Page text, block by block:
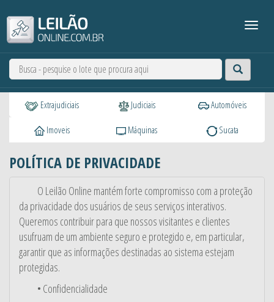
Extrajudiciais Judiciais Automóveis
Imoveis Máquinas Sucata
POLÍTICA DE PRIVACIDADE
O Leilão Online mantém forte compromisso com a proteção
da privacidade dos usuários de seus serviços interativos.
Queremos contribuir para que nossos visitantes e clientes
usufruam de um ambiente seguro e protegido e, em particular,
garantir que as informações destinadas ao sistema estejam
protegidas.
• Confidencialidade